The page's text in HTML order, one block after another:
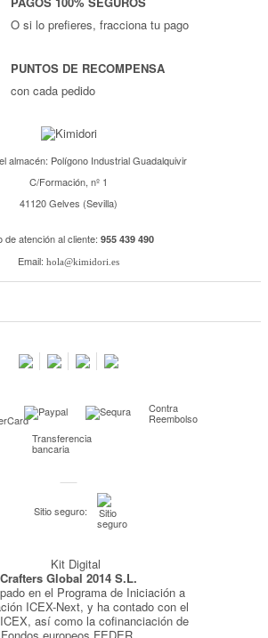
O si lo prefieres, fracciona tu pago
PUNTOS DE RECOMPENSA
con cada pedido
almacén: Polígono Industrial Guadalquivir
C/Formación, nº 1
41120 Gelves (Sevilla)
de atención al cliente: 955 439 490
Email: hola@kimidori.es
de impresión de fotos Contra
Reembolso
Transferencia
bancaria
Sitio seguro:
Crafters Global 2014 S.L.
en el Programa de Iniciación a
ICEX-Next, y ha contado con el
así como la cofinanciación de